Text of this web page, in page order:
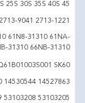
25S 30S 35S 40S 45
2713-1221 2713-9041 2713-9038 2713-1217 2713-1219 2713-0032 2713-1236
61N8-31310 61NA-
31310 66NB-31310
SK60
14527863 14530544 1171-01910 14553243 14553244
53103205 53103208 53103209 332C4388 332C4389